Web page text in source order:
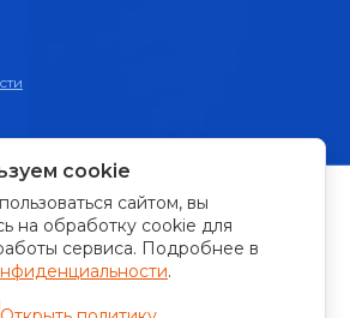
К ОПЛАТЕ:
cookie
сайтом, вы
на обработку cookie для
сервиса. Подробнее в
.